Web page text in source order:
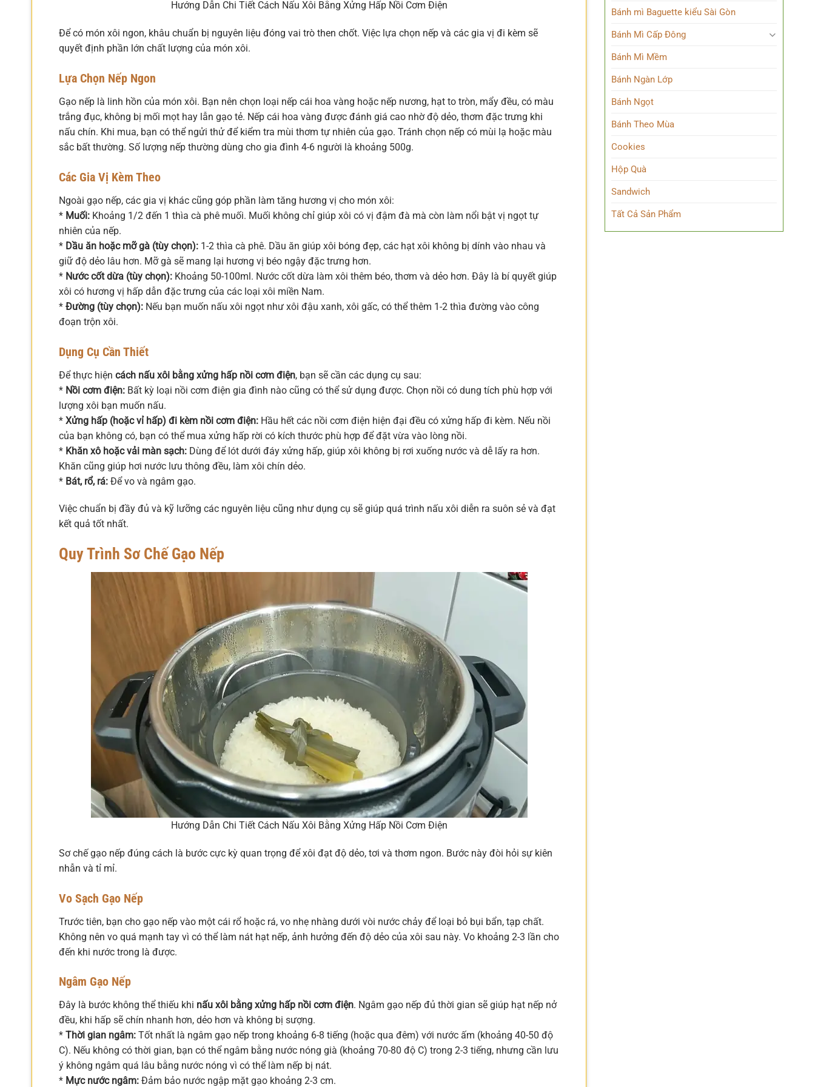
Hướng Dẫn Chi Tiết Cách Nấu Xôi Bằng Xửng Hấp Nồi Cơm Điện
Để có món xôi ngon, khâu chuẩn bị nguyên liệu đóng vai trò then chốt. Việc lựa chọn nếp và các gia vị đi kèm sẽ
quyết định phần lớn chất lượng của món xôi.
Lựa Chọn Nếp Ngon
Gạo nếp là linh hồn của món xôi. Bạn nên chọn loại nếp cái hoa vàng hoặc nếp nương, hạt to tròn, mẩy đều, có màu
trắng đục, không bị mối mọt hay lẫn gạo tẻ. Nếp cái hoa vàng được đánh giá cao nhờ độ dẻo, thơm đặc trưng khi
nấu chín. Khi mua, bạn có thể ngửi thử để kiểm tra mùi thơm tự nhiên của gạo. Tránh chọn nếp có mùi lạ hoặc màu
sắc bất thường. Số lượng nếp thường dùng cho gia đình 4-6 người là khoảng 500g.
Các Gia Vị Kèm Theo
Ngoài gạo nếp, các gia vị khác cũng góp phần làm tăng hương vị cho món xôi:
* Muối: Khoảng 1/2 đến 1 thìa cà phê muối. Muối không chỉ giúp xôi có vị đậm đà mà còn làm nổi bật vị ngọt tự
nhiên của nếp.
* Dầu ăn hoặc mỡ gà (tùy chọn): 1-2 thìa cà phê. Dầu ăn giúp xôi bóng đẹp, các hạt xôi không bị dính vào nhau và
giữ độ dẻo lâu hơn. Mỡ gà sẽ mang lại hương vị béo ngậy đặc trưng hơn.
* Nước cốt dừa (tùy chọn): Khoảng 50-100ml. Nước cốt dừa làm xôi thêm béo, thơm và dẻo hơn. Đây là bí quyết giúp
xôi có hương vị hấp dẫn đặc trưng của các loại xôi miền Nam.
* Đường (tùy chọn): Nếu bạn muốn nấu xôi ngọt như xôi đậu xanh, xôi gấc, có thể thêm 1-2 thìa đường vào công
đoạn trộn xôi.
Dụng Cụ Cần Thiết
Để thực hiện cách nấu xôi bằng xửng hấp nồi cơm điện, bạn sẽ cần các dụng cụ sau:
* Nồi cơm điện: Bất kỳ loại nồi cơm điện gia đình nào cũng có thể sử dụng được. Chọn nồi có dung tích phù hợp với
lượng xôi bạn muốn nấu.
* Xửng hấp (hoặc vỉ hấp) đi kèm nồi cơm điện: Hầu hết các nồi cơm điện hiện đại đều có xửng hấp đi kèm. Nếu nồi
của bạn không có, bạn có thể mua xửng hấp rời có kích thước phù hợp để đặt vừa vào lòng nồi.
* Khăn xô hoặc vải màn sạch: Dùng để lót dưới đáy xửng hấp, giúp xôi không bị rơi xuống nước và dễ lấy ra hơn.
Khăn cũng giúp hơi nước lưu thông đều, làm xôi chín dẻo.
* Bát, rổ, rá: Để vo và ngâm gạo.
Việc chuẩn bị đầy đủ và kỹ lưỡng các nguyên liệu cũng như dụng cụ sẽ giúp quá trình nấu xôi diễn ra suôn sẻ và đạt
kết quả tốt nhất.
Quy Trình Sơ Chế Gạo Nếp
Hướng Dẫn Chi Tiết Cách Nấu Xôi Bằng Xửng Hấp Nồi Cơm Điện
Sơ chế gạo nếp đúng cách là bước cực kỳ quan trọng để xôi đạt độ dẻo, tơi và thơm ngon. Bước này đòi hỏi sự kiên
nhẫn và tỉ mỉ.
Vo Sạch Gạo Nếp
Trước tiên, bạn cho gạo nếp vào một cái rổ hoặc rá, vo nhẹ nhàng dưới vòi nước chảy để loại bỏ bụi bẩn, tạp chất.
Không nên vo quá mạnh tay vì có thể làm nát hạt nếp, ảnh hưởng đến độ dẻo của xôi sau này. Vo khoảng 2-3 lần cho
đến khi nước trong là được.
Ngâm Gạo Nếp
Đây là bước không thể thiếu khi nấu xôi bằng xửng hấp nồi cơm điện. Ngâm gạo nếp đủ thời gian sẽ giúp hạt nếp nở
đều, khi hấp sẽ chín nhanh hơn, dẻo hơn và không bị sượng.
* Thời gian ngâm: Tốt nhất là ngâm gạo nếp trong khoảng 6-8 tiếng (hoặc qua đêm) với nước ấm (khoảng 40-50 độ
C). Nếu không có thời gian, bạn có thể ngâm bằng nước nóng già (khoảng 70-80 độ C) trong 2-3 tiếng, nhưng cần lưu
ý không ngâm quá lâu bằng nước nóng vì có thể làm nếp bị nát.
* Mực nước ngâm: Đảm bảo nước ngập mặt gạo khoảng 2-3 cm.
Bánh mì Baguette kiểu Sài Gòn
Bánh Mì Cấp Đông
Bánh Mì Mềm
Bánh Ngàn Lớp
Bánh Ngọt
Bánh Theo Mùa
Cookies
Hộp Quà
Sandwich
Tất Cả Sản Phẩm